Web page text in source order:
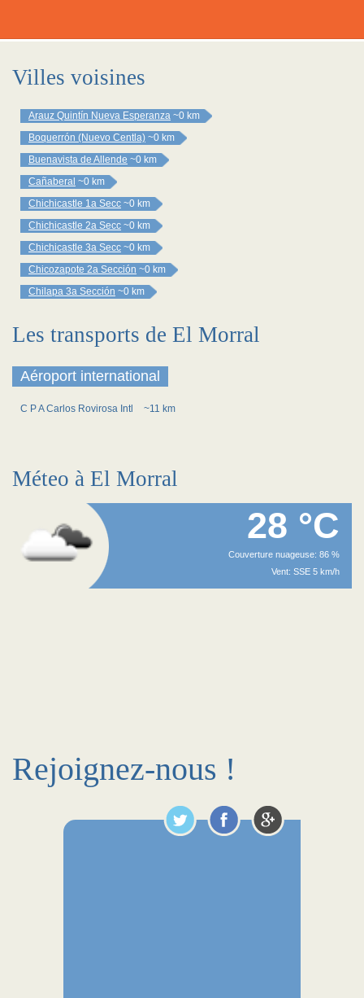
Villes voisines
Arauz Quintín Nueva Esperanza ~0 km
Boquerrón (Nuevo Centla) ~0 km
Buenavista de Allende ~0 km
Cañaberal ~0 km
Chichicastle 1a Secc ~0 km
Chichicastle 2a Secc ~0 km
Chichicastle 3a Secc ~0 km
Chicozapote 2a Sección ~0 km
Chilapa 3a Sección ~0 km
Les transports de El Morral
Aéroport international
C P A Carlos Rovirosa Intl ~11 km
Méteo à El Morral
28 °C
Couverture nuageuse: 86 %
Vent: SSE 5 km/h
Rejoignez-nous !